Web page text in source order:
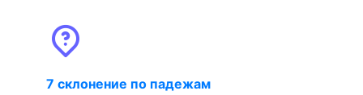
7 склонение по падежам